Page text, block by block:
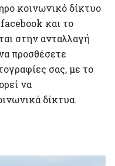
κοινωνικό δίκτυο
και το
στην ανταλλαγή
προσθέσετε
σας, με το
να
δίκτυα.